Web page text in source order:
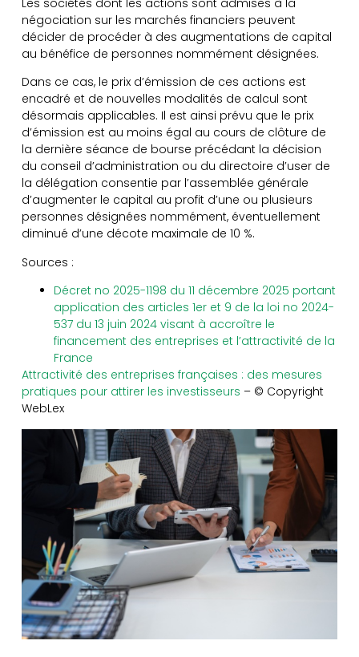
Les sociétés dont les actions sont admises à la
négociation sur les marchés financiers peuvent
décider de procéder à des augmentations de capital
au bénéfice de personnes nommément désignées.
Dans ce cas, le prix d’émission de ces actions est
encadré et de nouvelles modalités de calcul sont
désormais applicables. Il est ainsi prévu que le prix
d’émission est au moins égal au cours de clôture de
la dernière séance de bourse précédant la décision
du conseil d’administration ou du directoire d’user de
la délégation consentie par l’assemblée générale
d’augmenter le capital au profit d’une ou plusieurs
personnes désignées nommément, éventuellement
diminué d’une décote maximale de 10 %.
Sources :
Décret no 2025-1198 du 11 décembre 2025 portant
application des articles 1er et 9 de la loi no 2024-
537 du 13 juin 2024 visant à accroître le
financement des entreprises et l’attractivité de la
France
Attractivité des entreprises françaises : des mesures
pratiques pour attirer les investisseurs – © Copyright
WebLex